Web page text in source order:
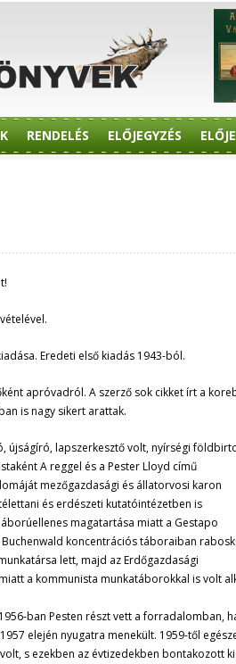
RENDELÉS ELŐJEGYZÉS
Eredeti első kiadás 1943-ból.
apróvadról. A szerző sok cikket írt a
is nagy sikert arattak.
újságíró, lapszerkesztő volt, nyírségi
A reggel és a Pester Lloyd című
mezőgazdasági és állatorvosi karon
és erdészeti kutatóintézetben is
magatartása miatt a Gestapo
koncentrációs táboraiban
lett, majd az Erdőgazdasági
a kommunista munkatáborokkal is volt
ban Pesten részt vett a forradalomban,
elején nyugatra menekült. 1959-től
s ezekben az évtizedekben bontakozott ki